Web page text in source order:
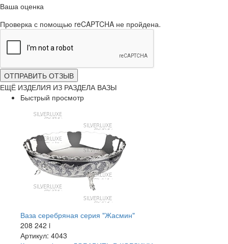
Ваша оценка
Проверка с помощью reCAPTCHA не пройдена.
ОТПРАВИТЬ ОТЗЫВ
ЕЩЁ ИЗДЕЛИЯ ИЗ РАЗДЕЛА ВАЗЫ
Быстрый просмотр
Ваза серебряная серия "Жасмин"
208 242 i
Артикул: 4043